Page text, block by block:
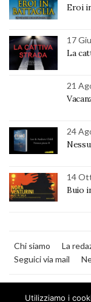
Eroi
17
La
21
24
14
Buio
Chi siamo La
Seguici via mail
Utilizziamo i